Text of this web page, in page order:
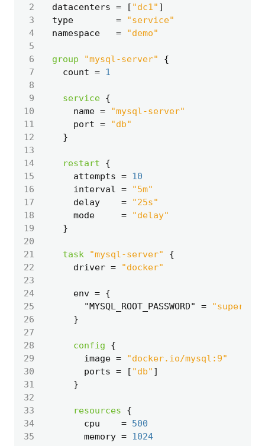
2
  datacenters
= [ "dc1" ]
3
  type
=
"service"
4
  namespace
=
"demo"
5
6
group "mysql-server"
7
    count
= 1
8
9
service
10
      name
=
"mysql-server"
11
      port
=
"db"
12
13
14
restart
15
      attempts
= 10
16
      interval
=
"5m"
17
      delay
=
"25s"
18
      mode
=
"delay"
19
20
21
task "mysql-server"
22
      driver
=
"docker"
23
24
      env
=
25
        "MYSQL_ROOT_PASSWORD"
=
"super-
26
27
28
config
29
        image
=
"docker.io/mysql:9"
30
        ports
= [ "db" ]
31
32
33
resources
34
        cpu
= 500
35
        memory
= 1024